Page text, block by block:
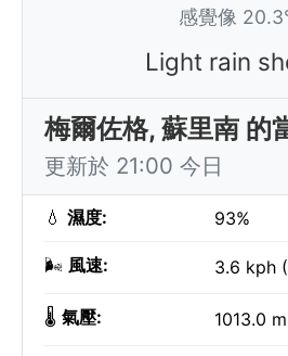
感覺像
Light rain
梅爾佐格, 蘇里南 的
更新於 21:00 今日
💧 濕度: 93%
🌬️ 風速: 3.6 kph
🌡️ 氣壓: 1013.0